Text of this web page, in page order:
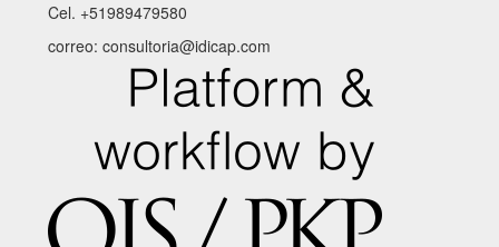
Cel. +51989479580
correo: consultoria@idicap.com